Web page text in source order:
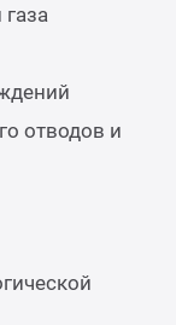
отводов и